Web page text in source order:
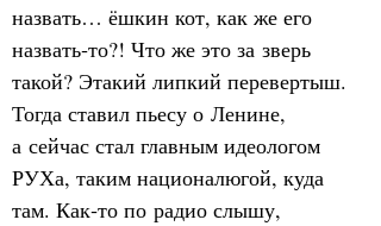
назвать… ёшкин кот, как же его
назвать‑то?! Что же это за зверь
такой? Этакий липкий перевертыш.
Тогда ставил пьесу о Ленине,
а сейчас стал главным идеологом
РУХа, таким националюгой, куда
там. Как‑то по радио слышу,